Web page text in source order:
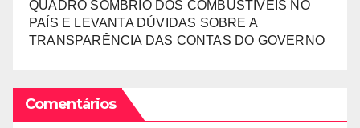
QUADRO SOMBRIO DOS COMBUSTÍVEIS NO
PAÍS E LEVANTA DÚVIDAS SOBRE A
TRANSPARÊNCIA DAS CONTAS DO GOVERNO
Comentários